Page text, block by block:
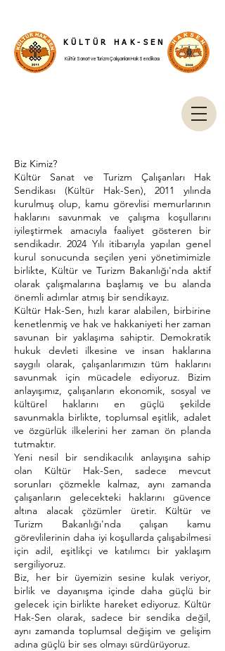
Kültür Sanat ve Turizm Çalışanları Hak Sendikası
KÜLTÜR HAK-SEN
Biz Kimiz?
Kültür Sanat ve Turizm Çalışanları Hak
Sendikası (Kültür Hak-Sen), 2011 yılında
kurulmuş olup, kamu görevlisi memurlarının
haklarını savunmak ve çalışma koşullarını
iyileştirmek amacıyla faaliyet gösteren bir
sendikadır. 2024 Yılı itibarıyla yapılan genel
kurul sonucunda seçilen yeni yönetimimizle
birlikte, Kültür ve Turizm Bakanlığı'nda aktif
olarak çalışmalarına başlamış ve bu alanda
önemli adımlar atmış bir sendikayız.
Kültür Hak-Sen, hızlı karar alabilen, birbirine
kenetlenmiş ve hak ve hakkaniyeti her zaman
savunan bir yaklaşıma sahiptir. Demokratik
hukuk devleti ilkesine ve insan haklarına
saygılı olarak, çalışanlarımızın tüm haklarını
savunmak için mücadele ediyoruz. Bizim
anlayışımız, çalışanların ekonomik, sosyal ve
kültürel haklarını en güçlü şekilde
savunmakla birlikte, toplumsal eşitlik, adalet
ve özgürlük ilkelerini her zaman ön planda
tutmaktır.
Yeni nesil bir sendikacılık anlayışına sahip
olan Kültür Hak-Sen, sadece mevcut
sorunları çözmekle kalmaz, aynı zamanda
çalışanların gelecekteki haklarını güvence
altına alacak çözümler üretir. Kültür ve
Turizm Bakanlığı'nda çalışan kamu
görevlilerinin daha iyi koşullarda çalışabilmesi
için adil, eşitlikçi ve katılımcı bir yaklaşım
sergiliyoruz.
Biz, her bir üyemizin sesine kulak veriyor,
birlik ve dayanışma içinde daha güçlü bir
gelecek için birlikte hareket ediyoruz. Kültür
Hak-Sen olarak, sadece bir sendika değil,
aynı zamanda toplumsal değişim ve gelişim
adına güçlü bir ses olmayı sürdürüyoruz.